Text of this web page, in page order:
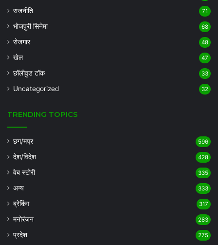
राजनीति 71
भोजपुरी सिनेमा 68
रोजगार 48
खेल 47
छॉलीवुड टॉक 33
Uncategorized 32
TRENDING TOPICS
छग/मप्र 596
देश/विदेश 428
वेब स्टोरी 335
अन्य 333
ब्रेकिंग 317
मनोरंजन 283
प्रदेश 275